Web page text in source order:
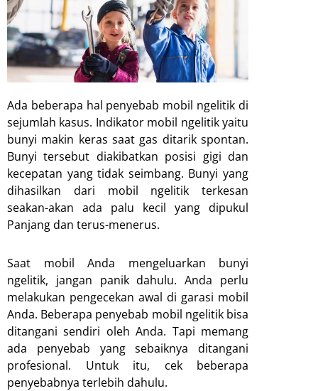
Ada beberapa hal penyebab mobil ngelitik di
sejumlah kasus. Indikator mobil ngelitik yaitu
bunyi makin keras saat gas ditarik spontan.
Bunyi tersebut diakibatkan posisi gigi dan
kecepatan yang tidak seimbang. Bunyi yang
dihasilkan dari mobil ngelitik terkesan
seakan-akan ada palu kecil yang dipukul
Panjang dan terus-menerus.
Saat mobil Anda mengeluarkan bunyi
ngelitik, jangan panik dahulu. Anda perlu
melakukan pengecekan awal di garasi mobil
Anda. Beberapa penyebab mobil ngelitik bisa
ditangani sendiri oleh Anda. Tapi memang
ada penyebab yang sebaiknya ditangani
profesional. Untuk itu, cek beberapa
penyebabnya terlebih dahulu.